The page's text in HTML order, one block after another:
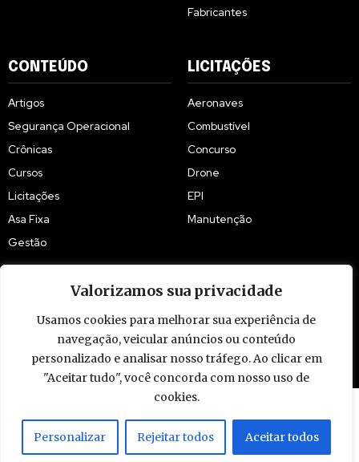
Valorizamos sua privacidade
Usamos cookies para melhorar sua experiência de
navegação, veicular anúncios ou conteúdo
personalizado e analisar nosso tráfego. Ao clicar em
"Aceitar tudo", você concorda com nosso uso de
cookies.
Personalizar Rejeitar todos Aceitar todos
Fabricantes
CONTEÚDO
Artigos
Segurança Operacional
Crônicas
Cursos
Licitações
Asa Fixa
Gestão
LICITAÇÕES
Aeronaves
Combustível
Concurso
Drone
EPI
Manutenção
© 2009 - 2026 Piloto Policial. Todos os direitos reservados. Brasil.